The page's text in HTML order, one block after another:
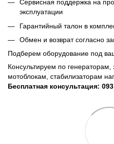
Сервисная поддержка на
эксплуатации
Гарантийный талон в
Обмен и возврат согласно
Подберем оборудование под
Консультируем по
мотоблокам, стабилизаторам
Бесплатная консультация: